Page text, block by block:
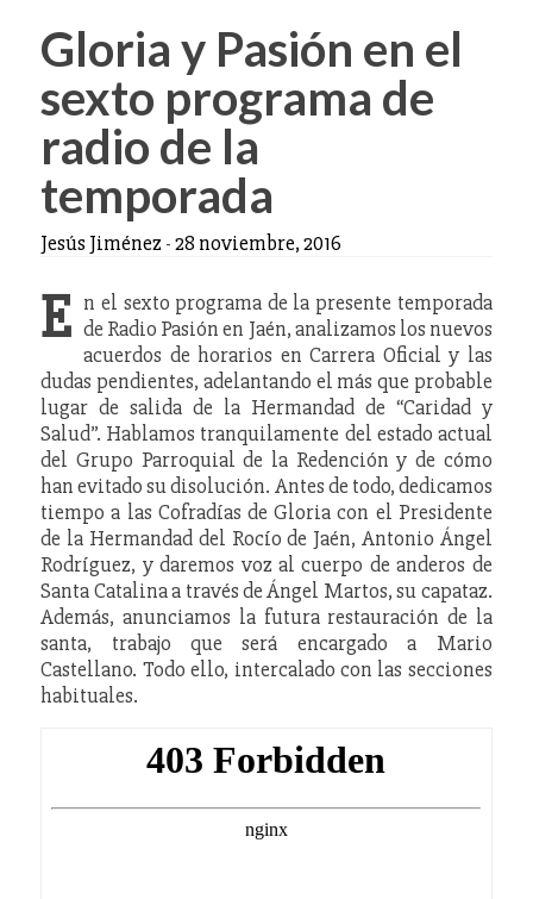
Gloria y Pasión en el
sexto programa de
radio de la
temporada
Jesús Jiménez-28 noviembre, 2016
E n el sexto programa de la presente temporada
de Radio Pasión en Jaén, analizamos los nuevos
acuerdos de horarios en Carrera Oficial y las
dudas pendientes, adelantando el más que probable
lugar de salida de la Hermandad de “Caridad y
Salud”. Hablamos tranquilamente del estado actual
del Grupo Parroquial de la Redención y de cómo
han evitado su disolución. Antes de todo, dedicamos
tiempo a las Cofradías de Gloria con el Presidente
de la Hermandad del Rocío de Jaén, Antonio Ángel
Rodríguez, y daremos voz al cuerpo de anderos de
Santa Catalina a través de Ángel Martos, su capataz.
Además, anunciamos la futura restauración de la
santa, trabajo que será encargado a Mario
Castellano. Todo ello, intercalado con las secciones
habituales.